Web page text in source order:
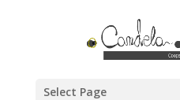
Select Page